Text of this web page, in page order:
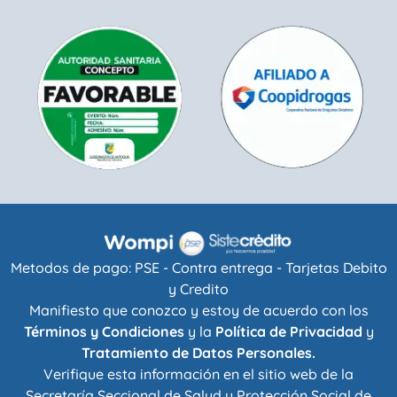
Metodos de pago: PSE - Contra entrega - Tarjetas Debito
y Credito
Manifiesto que conozco y estoy de acuerdo con los
Términos y Condicionesy la Política de Privacidad y
Tratamiento de Datos Personales.
Verifique esta información en el sitio web de la